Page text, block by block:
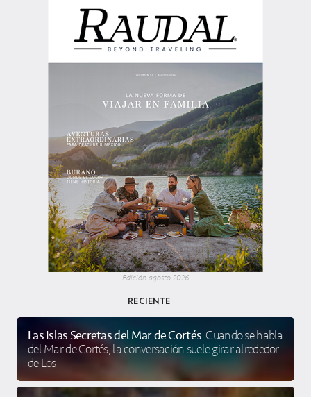
Edición agosto 2026
RECIENTE
Las Islas Secretas del Mar de Cortés Cuando se habla
del Mar de Cortés, la conversación suele girar alrededor
de Los